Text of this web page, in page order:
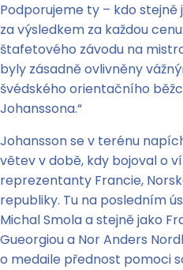
Podporujeme ty – kdo stejně
za výsledkem za každou
štafetového závodu na
byly zásadně ovlivněny
švédského orientačního
Johanssona.“
Johansson se v terénu
větev v době, kdy bojoval o
reprezentanty Francie,
republiky. Tu na posledním
Michal Smola a stejně jako
Gueorgiou a Nor Anders
o medaile přednost pomoci